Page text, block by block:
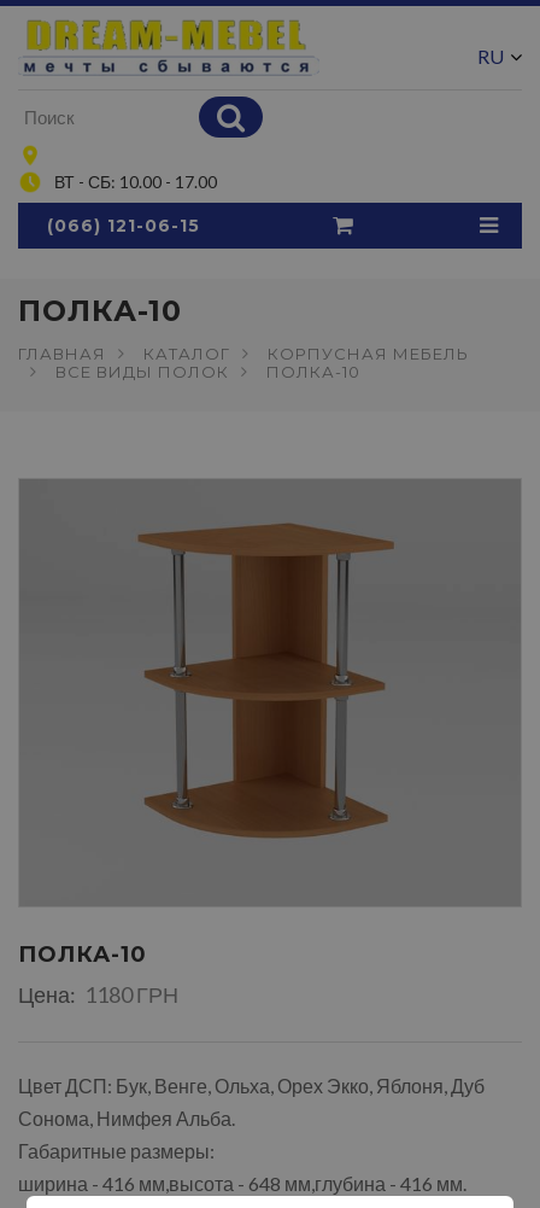
ВТ - СБ: 10.00 - 17.00
RU
(066) 121-06-15
ПОЛКА-10
ГЛАВНАЯ КАТАЛОГ
КОРПУСНАЯ МЕБЕЛЬ
ВСЕ ВИДЫ ПОЛОК
ПОЛКА-10
ПОЛКА-10
Цена: 1180 ГРН
Цвет ДСП: Бук, Венге, Ольха, Орех Экко, Яблоня, Дуб
Сонома, Нимфея Альба.
Габаритные размеры:
ширина - 416 мм,высота - 648 мм,глубина - 416 мм.